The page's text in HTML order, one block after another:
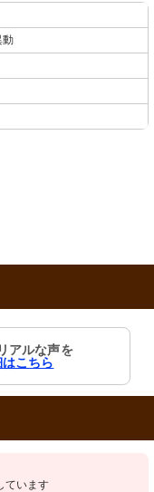
動
アルな声を
こちら
ています